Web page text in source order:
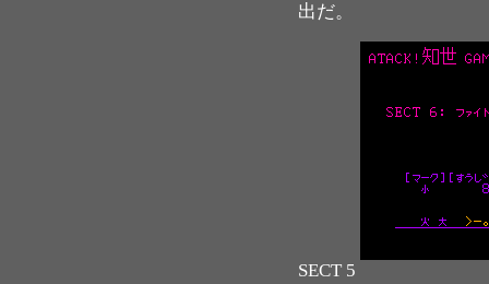
出だ。
SECT 5